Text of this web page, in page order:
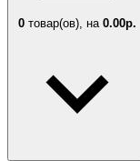
0 товар(ов), на 0.00р.